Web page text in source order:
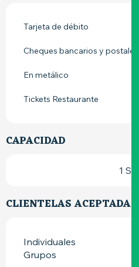
Tarjeta de débito
Cheques bancarios y postales
En metálico
Tickets Restaurante
CAPACIDAD
1 Sala
CLIENTELAS ACEPTADAS
Individuales
Grupos